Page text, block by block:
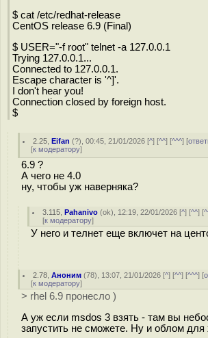
$ cat /etc/redhat-release
CentOS release 6.9 (Final)
$ USER="-f root" telnet -a 127.0.0.1
Trying 127.0.0.1...
Connected to 127.0.0.1.
Escape character is '^]'.
I don't hear you!
Connection closed by foreign host.
$
2.25 ,Eifan (?), 00:45, 21/01/2026 [^] [^^] [^^^] [
[к модератору]
6.9 ?
А чего не 4.0
ну, чтобы уж наверняка?
3.115 ,Pahanivo (ok), 12:19, 22/01/2026 [^] [^^] [
[к модератору]
У него и телнет еще включет на
2.78 ,Аноним (78), 13:07, 21/01/2026 [^] [^^] [^^^] [
[к модератору]
> rhel 6.9 пронесло )
А уж если msdos 3 взять - там вы
запустить не сможете. Ну и облом для